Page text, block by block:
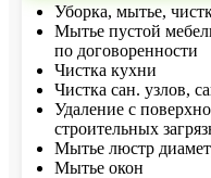
Уборка, мытье,
Мытье пустой
по договоренности
Чистка кухни
Чистка сан. узлов,
Удаление с
строительных
Мытье люстр
Мытье окон